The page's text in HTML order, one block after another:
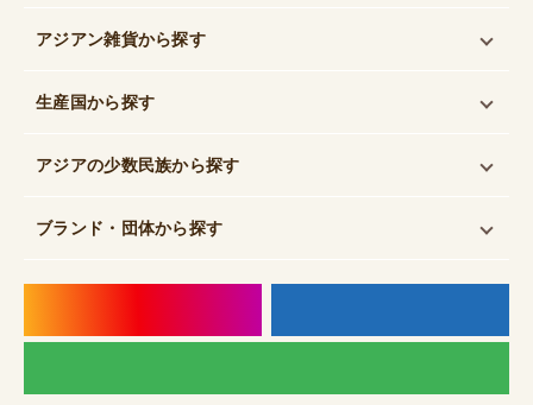
アジアン雑貨から探す
生産国から探す
アジアの少数民族から探す
ブランド・団体から探す